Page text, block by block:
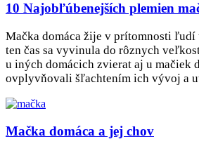
10 Najobľúbenejších plemien
Mačka domáca žije v prítomnosti ľudí
ten čas sa vyvinula do rôznych
u iných domácich zvierat aj u mačiek
ovplyvňovali šľachtením ich vývoj a
Mačka domáca a jej chov